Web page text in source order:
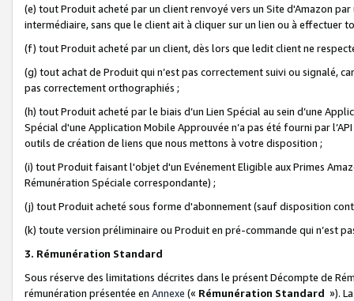
(e) tout Produit acheté par un client renvoyé vers un Site d'Amazon
intermédiaire, sans que le client ait à cliquer sur un lien ou à
(f) tout Produit acheté par un client, dès lors que ledit client ne
(g) tout achat de Produit qui n’est pas correctement suivi ou signalé,
pas correctement orthographiés ;
(h) tout Produit acheté par le biais d’un Lien Spécial au sein d’une
Spécial d'une Application Mobile Approuvée n’a pas été fourni par
outils de création de liens que nous mettons à votre disposition ;
(i) tout Produit faisant l'objet d'un Evénement Eligible aux Primes
Rémunération Spéciale correspondante) ;
(j) tout Produit acheté sous forme d'abonnement (sauf disposition
(k) toute version préliminaire ou Produit en pré-commande qui n’est
3. Rémunération Standard
Sous réserve des limitations décrites dans le présent Décompte de
rémunération présentée en Annexe (« Rémunération Standard »).